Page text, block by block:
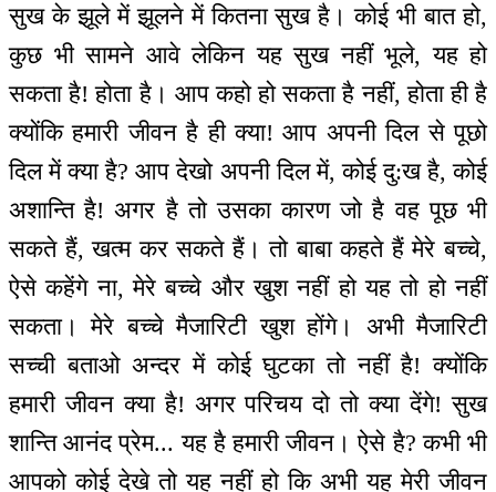
सुख के झूले में झूलने में कितना सुख है। कोई भी बात हो,
कुछ भी सामने आवे लेकिन यह सुख नहीं भूले, यह हो
सकता है! होता है। आप कहो हो सकता है नहीं, होता ही है
क्योंकि हमारी जीवन है ही क्या! आप अपनी दिल से पूछो
दिल में क्या है? आप देखो अपनी दिल में, कोई दु:ख है, कोई
अशान्ति है! अगर है तो उसका कारण जो है वह पूछ भी
सकते हैं, खत्म कर सकते हैं। तो बाबा कहते हैं मेरे बच्चे,
ऐसे कहेंगे ना, मेरे बच्चे और खुश नहीं हो यह तो हो नहीं
सकता। मेरे बच्चे मैजारिटी खुश होंगे। अभी मैजारिटी
सच्ची बताओ अन्दर में कोई घुटका तो नहीं है! क्योंकि
हमारी जीवन क्या है! अगर परिचय दो तो क्या देंगे! सुख
शान्ति आनंद प्रेम... यह है हमारी जीवन। ऐसे है? कभी भी
आपको कोई देखे तो यह नहीं हो कि अभी यह मेरी जीवन